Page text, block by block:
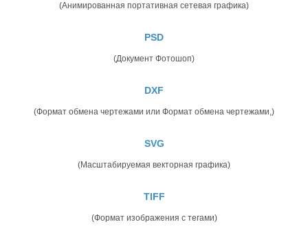
(Анимированная портативная сетевая графика)
PSD
(Документ Фотошоп)
DXF
(Формат обмена чертежами или Формат обмена чертежами,)
SVG
(Масштабируемая векторная графика)
TIFF
(Формат изображения с тегами)